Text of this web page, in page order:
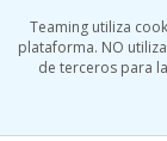
Teaming utiliza
plataforma. NO
de terceros para